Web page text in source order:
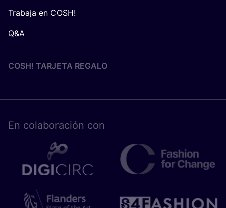
Trabaja en COSH!
Q&A
COSH! TARJETA REGALO
En cola­bo­ra­ción con